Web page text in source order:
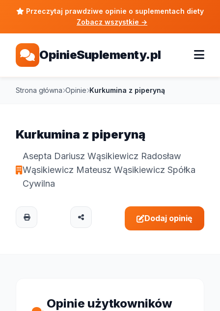
Przeczytaj prawdziwe opinie o suplementach diety
Zobacz wszystkie →
OpinieSuplementy.pl
Strona główna Opinie Kurkumina z piperyną
Kurkumina z piperyną
Asepta Dariusz Wąsikiewicz Radosław
Wąsikiewicz Mateusz Wąsikiewicz Spółka
Cywilna
Dodaj opinię
Opinie użytkowników